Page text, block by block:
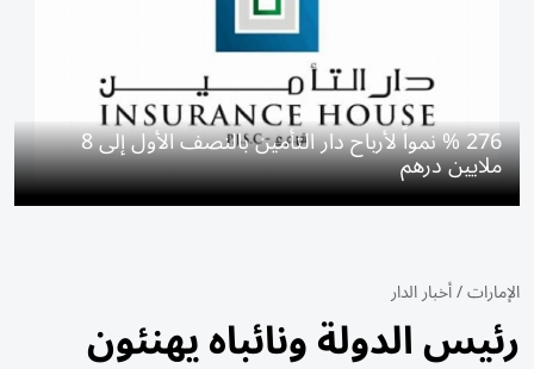
276 % نمواً لأرباح دار التأمين بالنصف الأول إلى 8
ملايين درهم
الإمارات/أخبار الدار
رئيس الدولة ونائباه يهنئون